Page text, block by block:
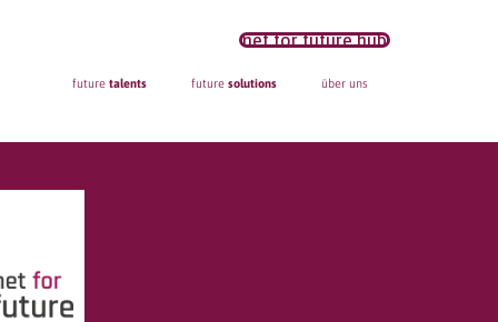
net for future hub
future talents future solutions über uns